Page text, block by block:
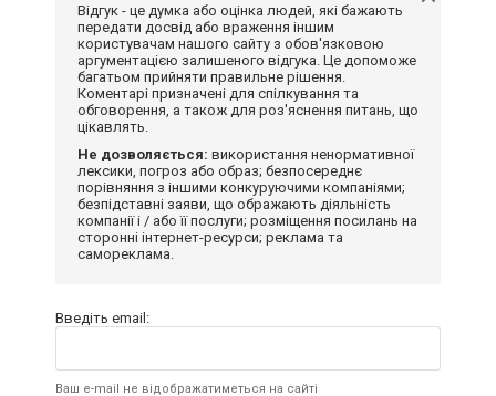
Відгук - це думка або оцінка людей, які бажають
передати досвід або враження іншим
користувачам нашого сайту з обов'язковою
аргументацією залишеного відгука. Це допоможе
багатьом прийняти правильне рішення.
Коментарі призначені для спілкування та
обговорення, а також для роз'яснення питань, що
цікавлять.
Не дозволяється: використання ненормативної
лексики, погроз або образ; безпосереднє
порівняння з іншими конкуруючими компаніями;
безпідставні заяви, що ображають діяльність
компанії і / або її послуги; розміщення посилань на
сторонні інтернет-ресурси; реклама та
самореклама.
Введіть email:
Ваш e-mail не відображатиметься на сайті